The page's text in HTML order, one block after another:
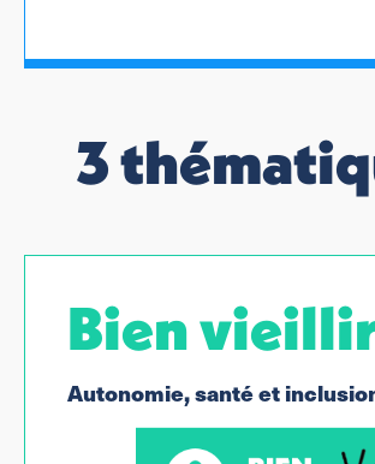
3
Bien
Autonomie, santé et